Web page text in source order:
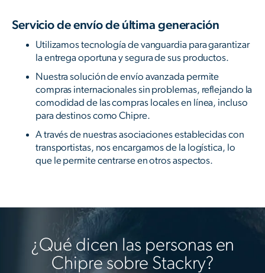
Servicio de envío de última generación
Utilizamos tecnología de vanguardia para garantizar
la entrega oportuna y segura de sus productos.
Nuestra solución de envío avanzada permite
compras internacionales sin problemas, reflejando la
comodidad de las compras locales en línea, incluso
para destinos como Chipre.
A través de nuestras asociaciones establecidas con
transportistas, nos encargamos de la logística, lo
que le permite centrarse en otros aspectos.
¿Qué dicen las personas en
Chipre sobre Stackry?